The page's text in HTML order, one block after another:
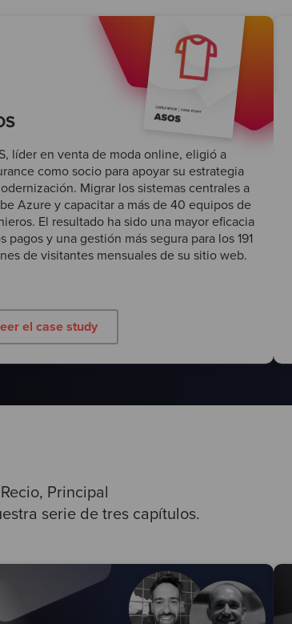
líder en venta de moda online, eligió a
como socio para apoyar su estrategia
Migrar los sistemas centrales a
Azure y capacitar a más de 40 equipos de
El resultado ha sido una mayor eficacia
pagos y una gestión más segura para los 191
de visitantes mensuales de su sitio web.
el case study
Principal
serie de tres capítulos.